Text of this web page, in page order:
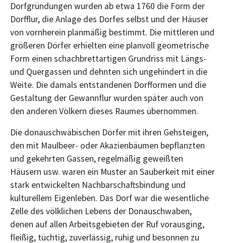
Dorfgründungen wurden ab etwa 1760 die Form der
Dorfflur, die Anlage des Dorfes selbst und der Häuser
von vornherein planmäßig bestimmt. Die mittleren und
größeren Dörfer erhielten eine planvoll geometrische
Form einen schachbrettartigen Grundriss mit Längs-
und Quergassen und dehnten sich ungehindert in die
Weite. Die damals entstandenen Dorfformen und die
Gestaltung der Gewannflur wurden später auch von
den anderen Völkern dieses Raumes übernommen.
Die donauschwäbischen Dörfer mit ihren Gehsteigen,
den mit Maulbeer- oder Akazienbäumen bepflanzten
und gekehrten Gassen, regelmäßig geweißten
Häusern usw. waren ein Muster an Sauberkeit mit einer
stark entwickelten Nachbarschaftsbindung und
kulturellem Eigenleben. Das Dorf war die wesentliche
Zelle des völklichen Lebens der Donauschwaben,
denen auf allen Arbeitsgebieten der Ruf vorausging,
fleißig, tüchtig, zuverlässig, ruhig und besonnen zu